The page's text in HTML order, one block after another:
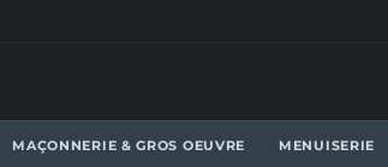
MAÇONNERIE & GROS OEUVRE MENUISERIE